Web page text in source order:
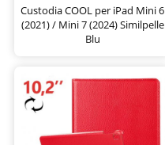
Custodia COOL per iPad Mini 6
(2021) / Mini 7 (2024) Similpelle
Blu